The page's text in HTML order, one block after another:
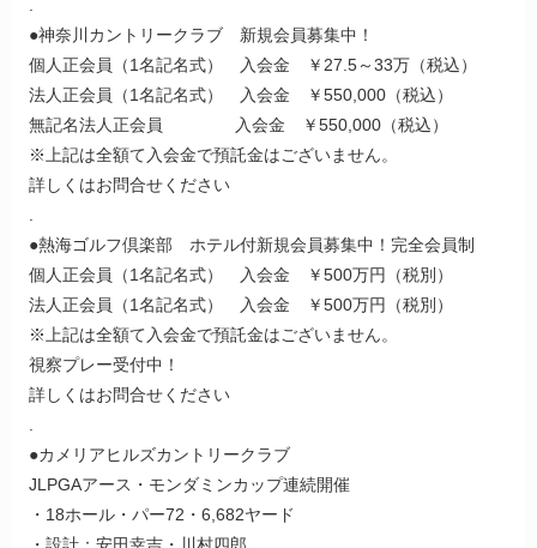
●神奈川カントリークラブ 新規会員募集中！
個人正会員（1名記名式） 入会金 ￥27.5～33万（税込）
法人正会員（1名記名式） 入会金 ￥550,000（税込）
無記名法人正会員 入会金 ￥550,000（税込）
※上記は全額て入会金で預託金はございません。
詳しくはお問合せください
●熱海ゴルフ倶楽部 ホテル付新規会員募集中！完全会員制
個人正会員（1名記名式） 入会金 ￥500万円（税別）
法人正会員（1名記名式） 入会金 ￥500万円（税別）
※上記は全額て入会金で預託金はございません。
視察プレー受付中！
詳しくはお問合せください
●カメリアヒルズカントリークラブ
JLPGAアース・モンダミンカップ連続開催
・18ホール・パー72・6,682ヤード
・設計：安田幸吉・川村四郎